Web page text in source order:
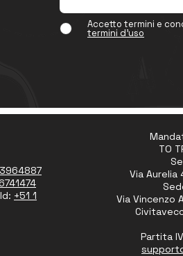
Accetto termini e
termini d'uso
3964887
+51 1
TO
Via Aurelia
Via Vincenzo
Partita